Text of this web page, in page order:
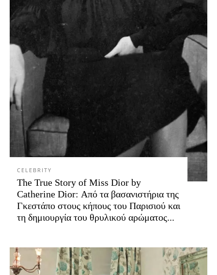
CELEBRITY
The True Story of Miss Dior by
Catherine Dior: Από τα βασανιστήρια της
Γκεστάπο στους κήπους του Παρισιού και
τη δημιουργία του θρυλικού αρώματος...